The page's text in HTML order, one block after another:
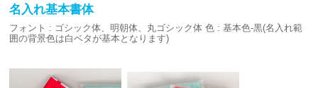
名入れ基本書体
フォント : ゴシック体、明朝体、丸ゴシック体 色 : 基本色-黒(名入れ範
囲の背景色は白ベタが基本となります)